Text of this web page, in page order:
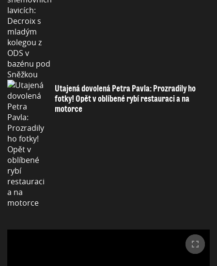
Utajená dovolená Petra Pavla: Prozradily ho
fotky! Opět v oblíbené rybí restauraci a na
motorce